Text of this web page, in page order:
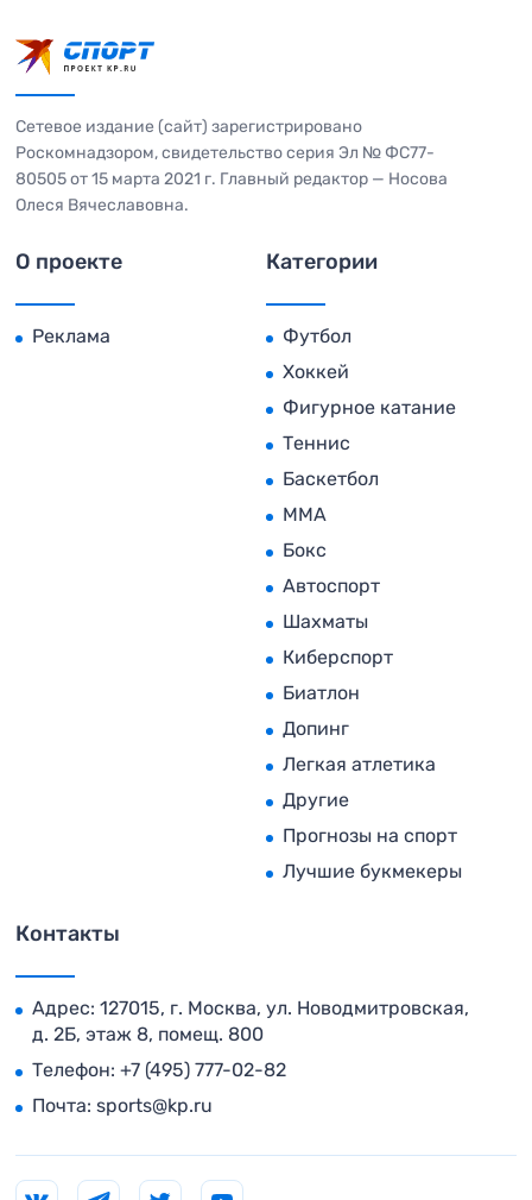
Сетевое издание (сайт) зарегистрировано
Роскомнадзором, свидетельство серия Эл № ФС77-
80505 от 15 марта 2021 г. Главный редактор — Носова
Олеся Вячеславовна.
О проекте
Реклама
Категории
Футбол
Хоккей
Фигурное катание
Теннис
Баскетбол
MMA
Бокс
Автоспорт
Шахматы
Киберспорт
Биатлон
Допинг
Легкая атлетика
Другие
Прогнозы на спорт
Лучшие букмекеры
Контакты
Адрес: 127015, г. Москва, ул. Новодмитровская,
д. 2Б, этаж 8, помещ. 800
Телефон: +7 (495) 777-02-82
Почта: sports@kp.ru